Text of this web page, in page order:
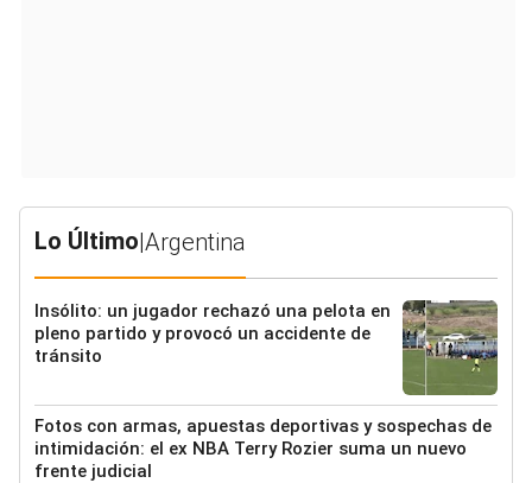
Lo Último|Argentina
Insólito: un jugador rechazó una pelota en
pleno partido y provocó un accidente de
tránsito
Fotos con armas, apuestas deportivas y sospechas de
intimidación: el ex NBA Terry Rozier suma un nuevo
frente judicial